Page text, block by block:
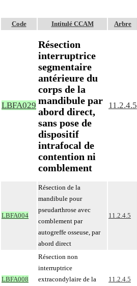
Code Intitulé CCAM Arbre
LBFA029
Résection
interruptrice
segmentaire
antérieure du
corps de la
mandibule par
abord direct,
sans pose de
dispositif
intrafocal de
contention ni
comblement
11.2.4.5
LBFA004
Résection de la
mandibule pour
pseudarthrose avec
comblement par
autogreffe osseuse, par
abord direct
11.2.4.5
LBFA008
Résection non
interruptrice
extracondylaire de la
11.2.4.5